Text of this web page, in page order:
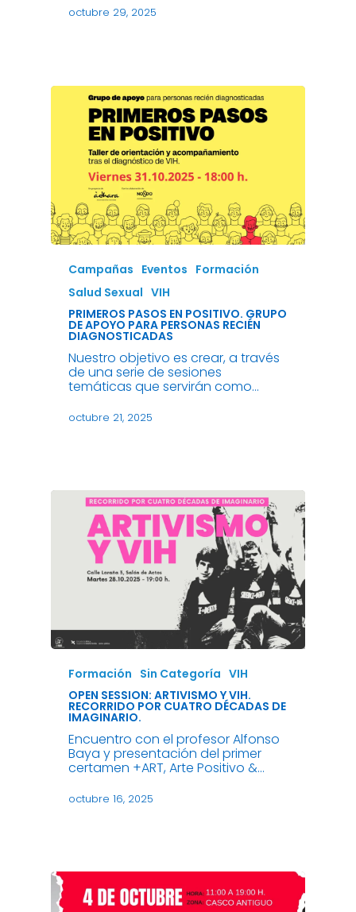
octubre 29, 2025
Campañas Eventos Formación
Salud Sexual VIH
PRIMEROS PASOS EN POSITIVO. GRUPO
DE APOYO PARA PERSONAS RECIÉN
DIAGNOSTICADAS
Nuestro objetivo es crear, a través
de una serie de sesiones
temáticas que servirán como…
octubre 21, 2025
Formación Sin Categoría VIH
OPEN SESSION: ARTIVISMO Y VIH.
RECORRIDO POR CUATRO DÉCADAS DE
IMAGINARIO.
Encuentro con el profesor Alfonso
Baya y presentación del primer
certamen +ART, Arte Positivo &…
octubre 16, 2025